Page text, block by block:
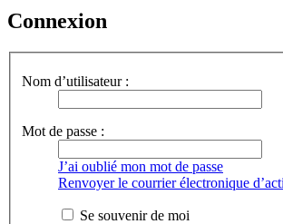
Connexion
Nom d’utilisateur :
Mot de passe :
J’ai oublié mon mot de passe
Renvoyer le courrier électronique
Se souvenir de moi